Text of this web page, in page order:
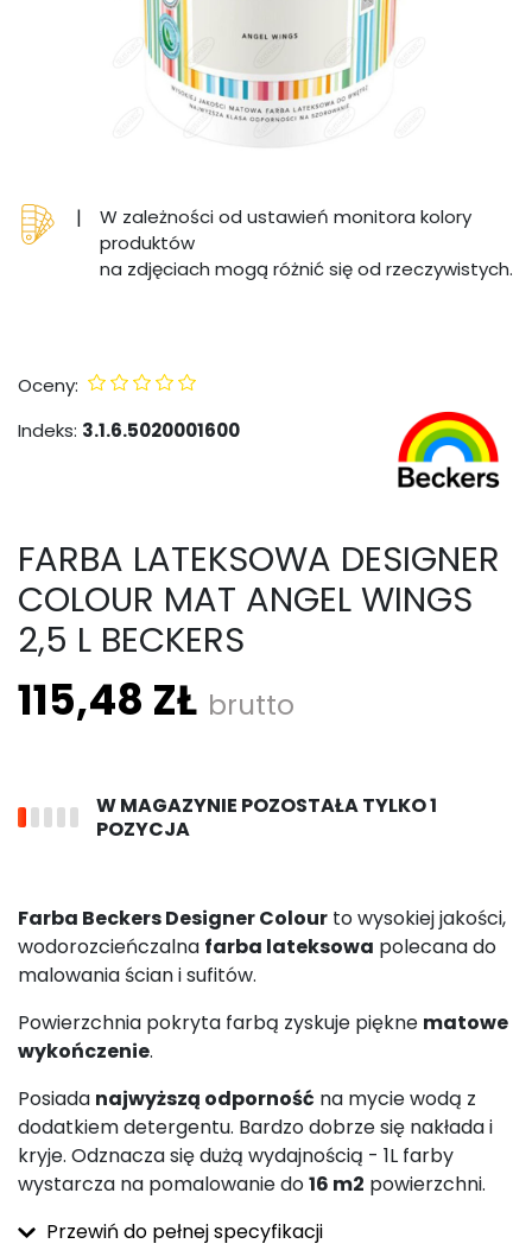
|
W zależności od ustawień monitora kolory
produktów
na zdjęciach mogą różnić się od rzeczywistych.
Oceny:
Indeks: 3.1.6.5020001600
FARBA LATEKSOWA DESIGNER
COLOUR MAT ANGEL WINGS
2,5 L BECKERS
115,48 ZŁ brutto
W MAGAZYNIE POZOSTAŁA TYLKO 1
POZYCJA
Farba Beckers Designer Colour to wysokiej jakości,
wodorozcieńczalna farba lateksowa polecana do
malowania ścian i sufitów.
Powierzchnia pokryta farbą zyskuje piękne matowe
wykończenie.
Posiada najwyższą odporność na mycie wodą z
dodatkiem detergentu. Bardzo dobrze się nakłada i
kryje. Odznacza się dużą wydajnością - 1L farby
wystarcza na pomalowanie do16 m2 powierzchni.
Przewiń do pełnej specyfikacji